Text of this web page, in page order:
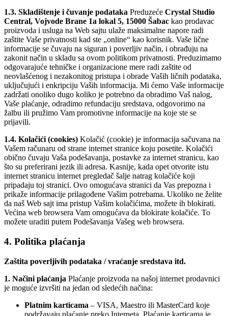
1.3. Skladištenje i čuvanje podataka Preduzeće Crystal Studio
Central, Vojvode Brane 1a lokal 5, 15000 Šabac kao prodavac
proizvoda i usluga na Web sajtu ulaže maksimalne napore radi
zaštite Vaše privatnosti kad ste „online“ kao korisnik. Vaše lične
informacije se čuvaju na siguran i poverljiv način, i obrađuju na
zakonit način u skladu sa ovom politikom privatnosti. Preduzimamo
odgovarajuće tehničke i organizacione mere radi zaštite od
neovlašćenog i nezakonitog pristupa i obrade Vaših ličnih podataka,
uključujući i enkripciju Vaših informacija. Mi ćemo Vaše informacije
zadržati onoliko dugo koliko je potrebno da obradimo Vaš nalog,
Vaše plaćanje, odradimo refundaciju sredstava, odgovorimo na
žalbu ili pružimo Vam promotivne informacije na koje ste se
prijavili.
1.4. Kolačići (cookies) Kolačić (cookie) je informacija sačuvana na
Vašem računaru od strane internet stranice koju posetite. Kolačići
obično čuvaju Vaša podešavanja, postavke za internet stranicu, kao
što su preferirani jezik ili adresa. Kasnije, kada opet otvorite istu
internet stranicu internet pregledač šalje natrag kolačiće koji
pripadaju toj stranici. Ovo omogućava stranici da Vas prepozna i
prikaže informacije prilagođene Vašim potrebama. Ukoliko ne želite
da naš Web sajt ima pristup Vašim kolačićima, možete ih blokirati.
Većina web browsera Vam omogućava da blokirate kolačiće. To
možete uraditi putem Podešavanja Vašeg web browsera.
4. Politika plaćanja
Zaštita poverljivih podataka / vraćanje sredstava itd.
1. Načini plaćanja Plaćanje proizvoda na našoj internet prodavnici
je moguće izvršiti na jedan od sledećih načina:
Platnim karticama – VISA, Maestro ili MasterCard koje
podržavaju plaćanje preko Interneta. Plaćanje karticama je